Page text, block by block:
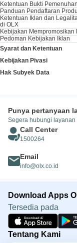
Ketentuan Bukti
Panduan Pendaftaran
Ketentuan Iklan dan
di OLX
Kebijakan Mempromosikan
Pedoman Kebijakan Iklan
Syarat dan Ketentuan
Kebijakan Pivasi
Hak Subyek Data
Punya pertanyaan
Segera hubungi layanan
Call Center
1500264
Email
info@olx.co.id
Download Apps
Tersedia pada
Tentang Kami